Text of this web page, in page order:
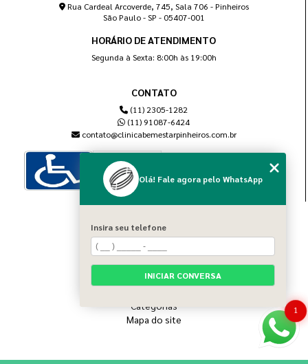
Rua Cardeal Arcoverde, 745, Sala 706 - Pinheiros
São Paulo - SP - 05407-001
HORÁRIO DE ATENDIMENTO
Segunda à Sexta: 8:00h às 19:00h
CONTATO
(11) 2305-1282
(11) 91087-6424
contato@clinicabemestarpinheiros.com.br
Home
Sobre nós
Blog
Serviços
Categorias
Mapa do site
1
Olá! Fale agora pelo WhatsApp
Insira seu telefone
INICIAR CONVERSA